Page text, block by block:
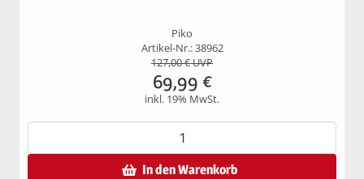
Piko
Artikel-Nr.: 38962
127,00€ UVP
69,99 €
inkl. 19% MwSt.
In den Warenkorb